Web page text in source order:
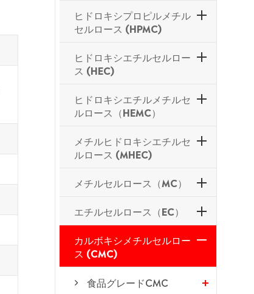
ヒドロキシプロピルメチル
セルロース (HPMC)
ヒドロキシエチルセルロー
ス (HEC)
ヒドロキシエチルメチルセ
ルロース（HEMC）
メチルヒドロキシエチルセ
ルロース (MHEC)
メチルセルロース（MC）
エチルセルロース（EC）
カルボキシメチルセルロー
ス (CMC)
食品グレードCMC